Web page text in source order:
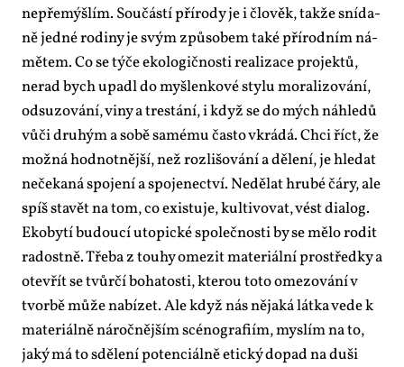
ne­pře­mýš­lím. Sou­čás­tí pří­ro­dy je i člo­věk, tak­že sní­da­
ně jed­né ro­di­ny je svým způ­so­bem ta­ké pří­rod­ním ná­
mě­tem. Co se tý­če eko­lo­gič­nos­ti re­a­li­za­ce pro­jek­tů,
ne­rad bych upa­dl do myš­len­ko­vé sty­lu mo­ra­li­zo­vá­ní,
od­su­zo­vá­ní, vi­ny a tres­tá­ní, i když se do mých ná­hle­dů
vů­či dru­hým a so­bě sa­mé­mu čas­to vkrá­dá. Chci říct, že
mož­ná hod­not­něj­ší, než roz­li­šo­vá­ní a dě­le­ní, je hle­dat
ne­če­ka­ná spo­je­ní a spo­je­nec­tví. Ne­dě­lat hrubé čá­ry, ale
spíš sta­vět na tom, co exis­tu­je, kul­ti­vo­vat, vést di­a­log.
Eko­by­tí bu­dou­cí uto­pic­ké spo­leč­nos­ti by se mě­lo ro­dit
ra­dost­ně. Tře­ba z tou­hy ome­zit ma­te­ri­ál­ní pro­střed­ky a
otevřít se tvůr­čí bo­ha­tosti, kte­rou to­to ome­zo­vá­ní v
tvor­bě mů­že na­bí­zet. Ale když nás ně­ja­ká lát­ka ve­de k
ma­te­ri­ál­ně ná­roč­něj­ším scé­no­gra­fi­ím, mys­lím na to,
ja­ký má to sdě­le­ní po­ten­ci­ál­ně etic­ký do­pad na du­ši